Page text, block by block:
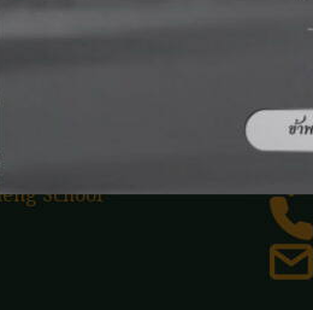
นฮกเฮง
School